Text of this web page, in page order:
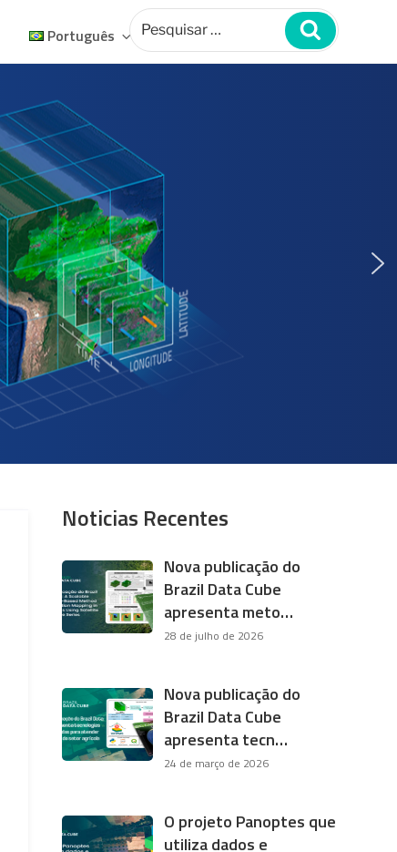
Português
Pesquisar
por:
Pesquisar
Noticias Recentes
Nova publicação do
Brazil Data Cube
apresenta meto…
28 de julho de 2026
Nova publicação do
Brazil Data Cube
apresenta tecn…
24 de março de 2026
O projeto Panoptes que
utiliza dados e